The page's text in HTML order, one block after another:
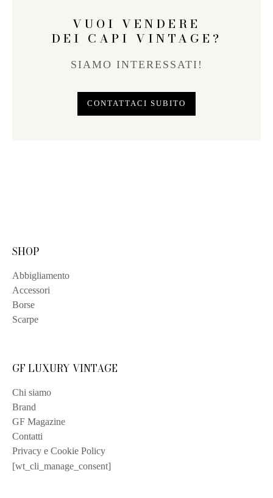
VUOI VENDERE
DEI CAPI VINTAGE?
SIAMO INTERESSATI!
CONTATTACI SUBITO
SHOP
Abbigliamento
Accessori
Borse
Scarpe
GF LUXURY VINTAGE
Chi siamo
Brand
GF Magazine
Contatti
Privacy e Cookie Policy
[wt_cli_manage_consent]